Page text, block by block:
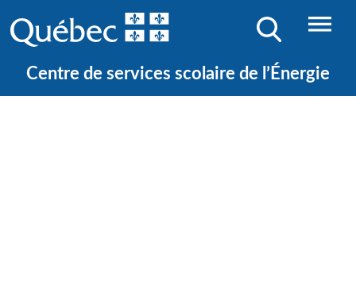
Centre de services scolaire de l’Énergie